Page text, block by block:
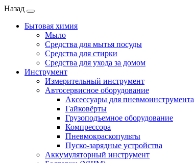
Назад
Бытовая химия
Мыло
Средства для мытья посуды
Средства для стирки
Средства для ухода за домом
Инструмент
Измерительный инструмент
Автосервисное оборудование
Аксессуары для пневмоинструмента
Гайковёрты
Грузоподъемное оборудование
Компрессора
Пневмокраскопульты
Пуско-зарядные устройства
Аккумуляторный инструмент